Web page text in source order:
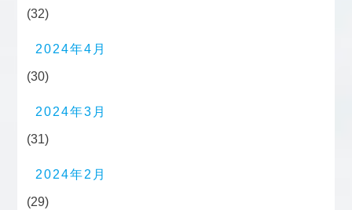
(32)
2024年4月
(30)
2024年3月
(31)
2024年2月
(29)